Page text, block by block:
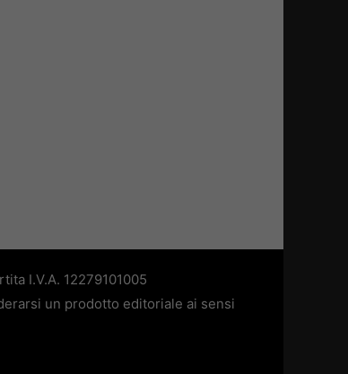
I.V.A. 12279101005
un prodotto editoriale ai sensi